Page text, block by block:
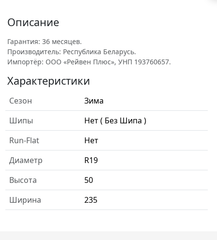
Описание
Гарантия: 36 месяцев.
Производитель: Республика Беларусь.
Импортёр: ООО «Рейвен Плюс», УНП 193760657.
Характеристики
Сезон
Зима
Шипы
Нет ( Без Шипа )
Run-Flat
Нет
Диаметр
R19
Высота
50
Ширина
235